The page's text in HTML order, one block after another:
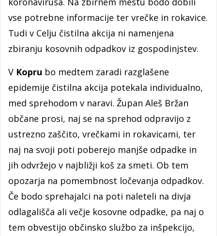
vse potrebne informacije ter vrečke in rokavice.
Tudi v Celju čistilna akcija ni namenjena
zbiranju kosovnih odpadkov iz gospodinjstev.
V Kopru bo medtem zaradi razglašene
epidemije čistilna akcija potekala individualno,
med sprehodom v naravi. Župan Aleš Bržan
občane prosi, naj se na sprehod odpravijo z
ustrezno zaščito, vrečkami in rokavicami, ter
naj na svoji poti poberejo manjše odpadke in
jih odvržejo v najbližji koš za smeti. Ob tem
opozarja na pomembnost ločevanja odpadkov.
Če bodo sprehajalci na poti naleteli na divja
odlagališča ali večje kosovne odpadke, pa naj o
tem obvestijo občinsko službo za inšpekcijo,